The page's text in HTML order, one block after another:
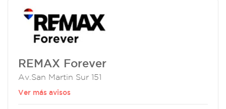
REMAX Forever
Av.San Martin Sur 151
Ver más avisos